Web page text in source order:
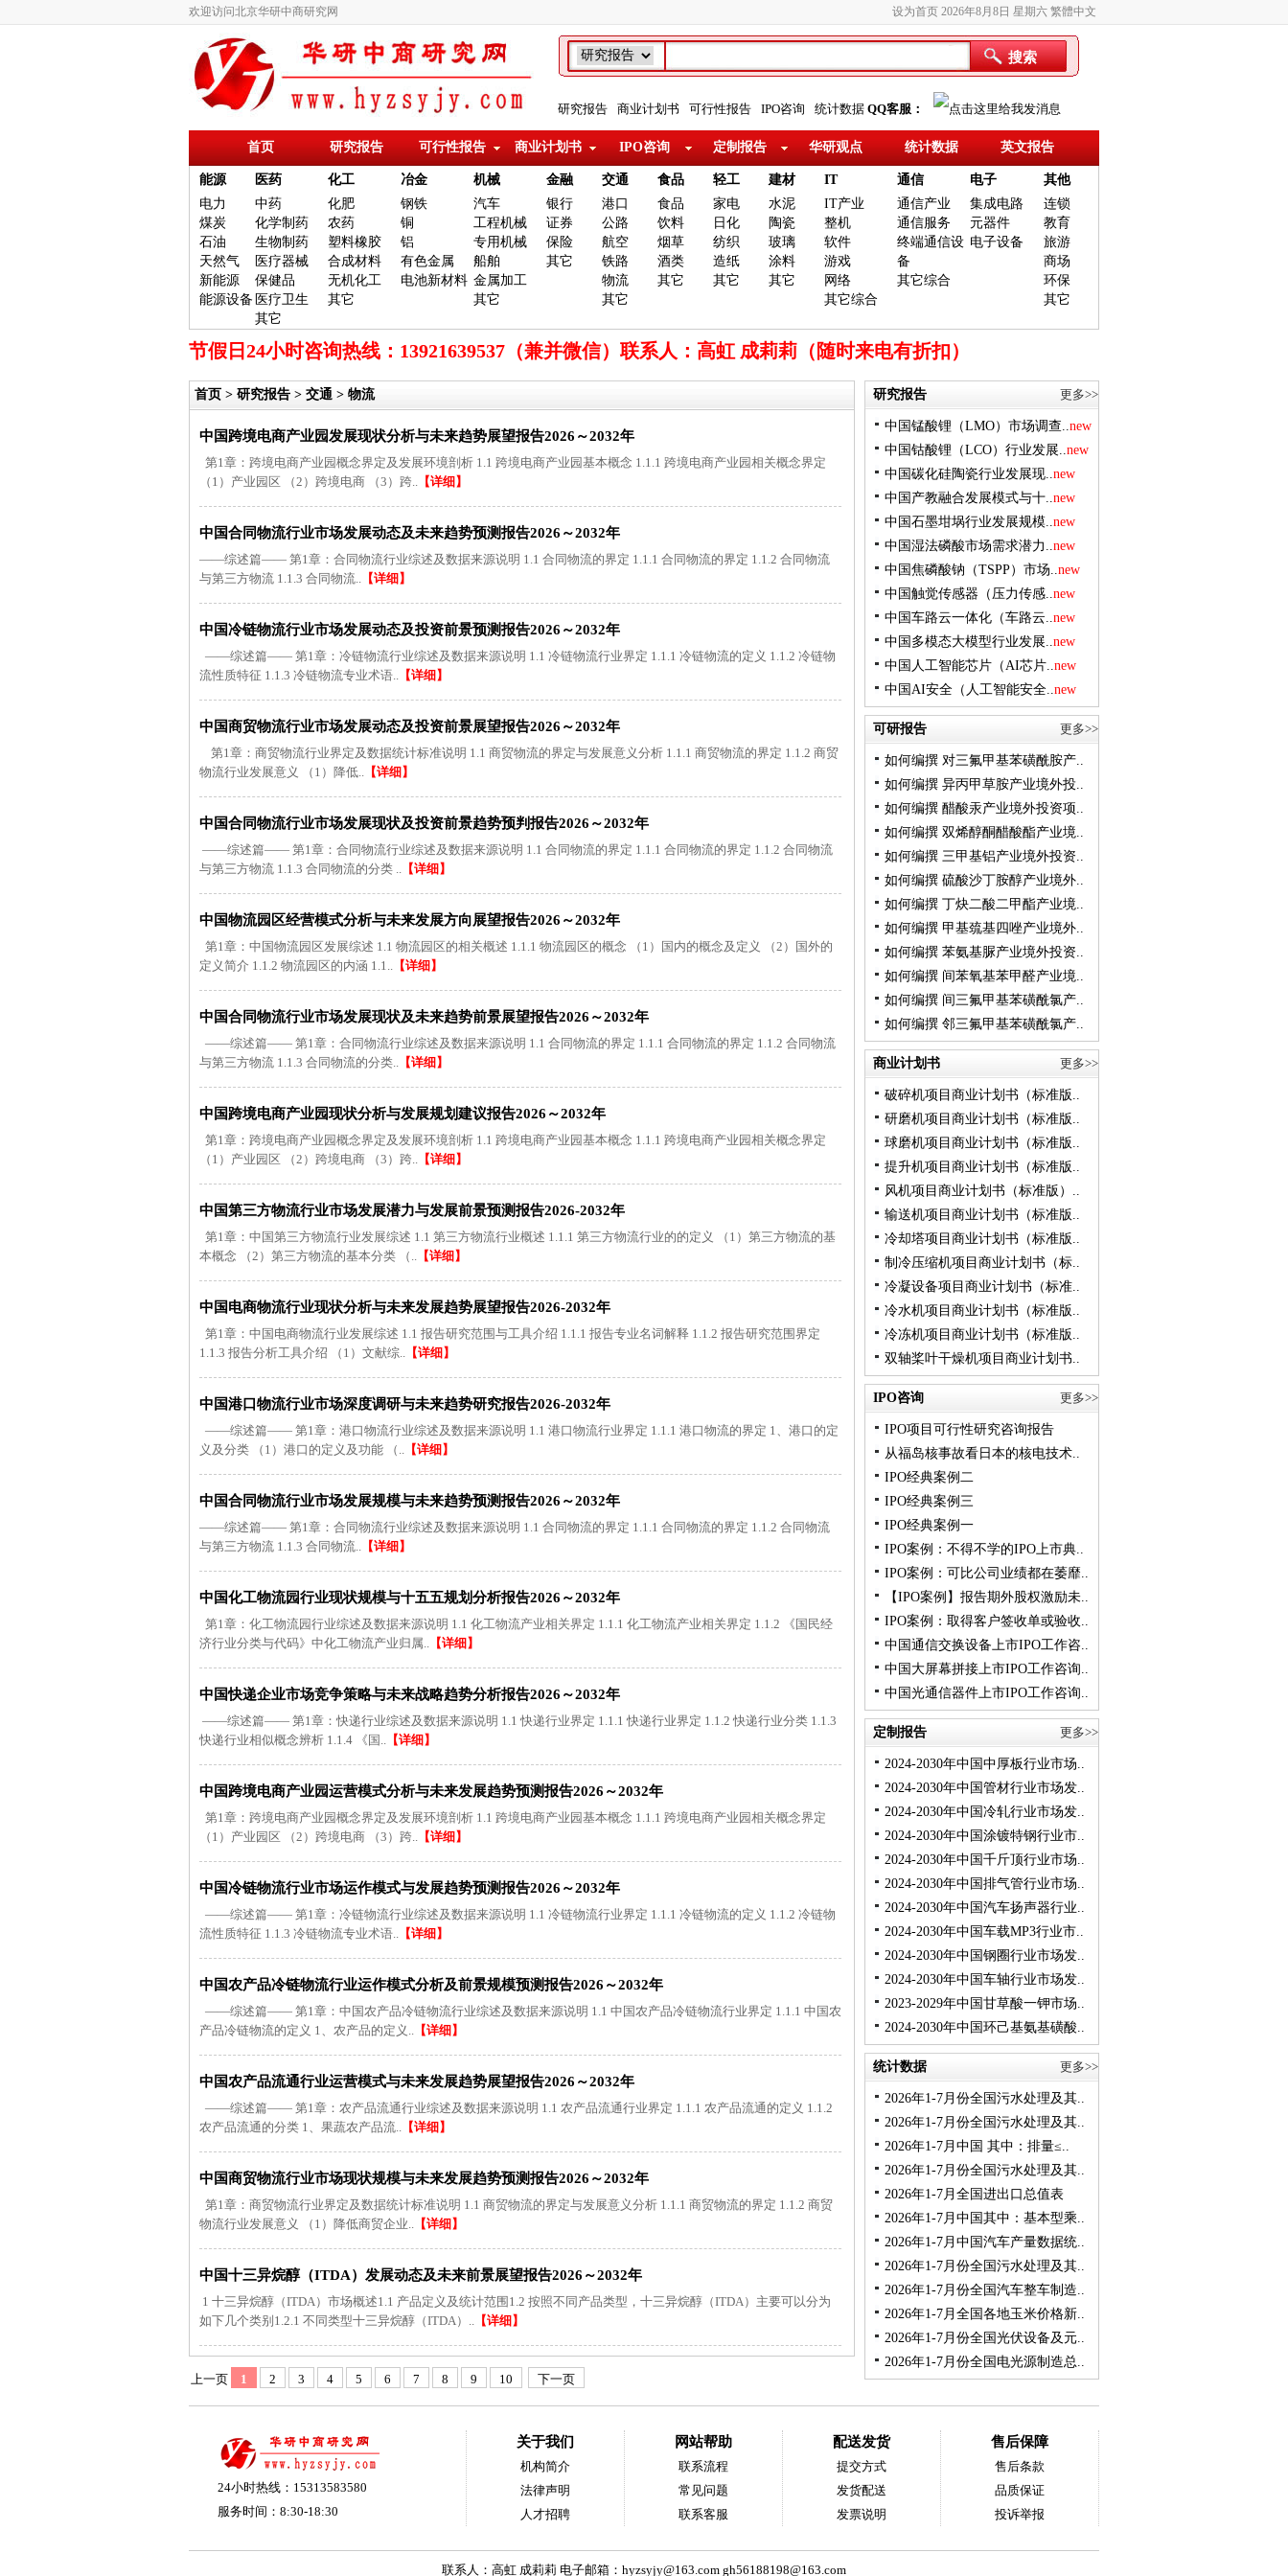
欢迎访问北京华研中商研究网 繁體中文
2026年8月8日 星期六
设为首页
搜索
研究报告 商业计划书 可行性报告 IPO咨询 统计数据 QQ客服：
首页 研究报告 可行性报告 商业计划书 IPO咨询 定制报告 华研观点 统计数据 英文报告
能源 医药 化工 冶金 机械 金融 交通 食品 轻工 建材 IT 通信 电子
其他
电力
煤炭
石油
天然气
新能源
能源设备
中药
化学制药
生物制药
医疗器械
保健品
医疗卫生
其它
化肥
农药
塑料橡胶
合成材料
无机化工
其它
钢铁
铜
铝
有色金属
电池新材料
汽车
工程机械
专用机械
船舶
金属加工
其它
银行
证券
保险
其它
港口
公路
航空
铁路
物流
其它
食品
饮料
烟草
酒类
其它
家电
日化
纺织
造纸
其它
水泥
陶瓷
玻璃
涂料
其它
IT产业
整机
软件
游戏
网络
其它综合
通信产业
通信服务
终端通信设
备
其它综合
集成电路
元器件
电子设备
连锁
教育
旅游
商场
环保
其它
节假日24小时咨询热线：13921639537（兼并微信）联系人：高虹 成莉莉（随时来电有折扣）
首页 > 研究报告 > 交通 > 物流
中国跨境电商产业园发展现状分析与未来趋势展望报告2026～2032年
第1章：跨境电商产业园概念界定及发展环境剖析 1.1 跨境电商产业园基本概念 1.1.1 跨境电商产业园相关概念界定
（1）产业园区 （2）跨境电商 （3）跨.. 【详细】
中国合同物流行业市场发展动态及未来趋势预测报告2026～2032年
——综述篇—— 第1章：合同物流行业综述及数据来源说明 1.1 合同物流的界定 1.1.1 合同物流的界定 1.1.2 合同物流
与第三方物流 1.1.3 合同物流.. 【详细】
中国冷链物流行业市场发展动态及投资前景预测报告2026～2032年
——综述篇—— 第1章：冷链物流行业综述及数据来源说明 1.1 冷链物流行业界定 1.1.1 冷链物流的定义 1.1.2 冷链物
流性质特征 1.1.3 冷链物流专业术语.. 【详细】
中国商贸物流行业市场发展动态及投资前景展望报告2026～2032年
第1章：商贸物流行业界定及数据统计标准说明 1.1 商贸物流的界定与发展意义分析 1.1.1 商贸物流的界定 1.1.2 商贸
物流行业发展意义 （1）降低.. 【详细】
中国合同物流行业市场发展现状及投资前景趋势预判报告2026～2032年
——综述篇—— 第1章：合同物流行业综述及数据来源说明 1.1 合同物流的界定 1.1.1 合同物流的界定 1.1.2 合同物流
与第三方物流 1.1.3 合同物流的分类 .. 【详细】
中国物流园区经营模式分析与未来发展方向展望报告2026～2032年
第1章：中国物流园区发展综述 1.1 物流园区的相关概述 1.1.1 物流园区的概念 （1）国内的概念及定义 （2）国外的
定义简介 1.1.2 物流园区的内涵 1.1.. 【详细】
中国合同物流行业市场发展现状及未来趋势前景展望报告2026～2032年
——综述篇—— 第1章：合同物流行业综述及数据来源说明 1.1 合同物流的界定 1.1.1 合同物流的界定 1.1.2 合同物流
与第三方物流 1.1.3 合同物流的分类.. 【详细】
中国跨境电商产业园现状分析与发展规划建议报告2026～2032年
第1章：跨境电商产业园概念界定及发展环境剖析 1.1 跨境电商产业园基本概念 1.1.1 跨境电商产业园相关概念界定
（1）产业园区 （2）跨境电商 （3）跨.. 【详细】
中国第三方物流行业市场发展潜力与发展前景预测报告2026-2032年
第1章：中国第三方物流行业发展综述 1.1 第三方物流行业概述 1.1.1 第三方物流行业的的定义 （1）第三方物流的基
本概念 （2）第三方物流的基本分类 （.. 【详细】
中国电商物流行业现状分析与未来发展趋势展望报告2026-2032年
第1章：中国电商物流行业发展综述 1.1 报告研究范围与工具介绍 1.1.1 报告专业名词解释 1.1.2 报告研究范围界定
1.1.3 报告分析工具介绍 （1）文献综.. 【详细】
中国港口物流行业市场深度调研与未来趋势研究报告2026-2032年
——综述篇—— 第1章：港口物流行业综述及数据来源说明 1.1 港口物流行业界定 1.1.1 港口物流的界定 1、港口的定
义及分类 （1）港口的定义及功能 （.. 【详细】
中国合同物流行业市场发展规模与未来趋势预测报告2026～2032年
——综述篇—— 第1章：合同物流行业综述及数据来源说明 1.1 合同物流的界定 1.1.1 合同物流的界定 1.1.2 合同物流
与第三方物流 1.1.3 合同物流.. 【详细】
中国化工物流园行业现状规模与十五五规划分析报告2026～2032年
第1章：化工物流园行业综述及数据来源说明 1.1 化工物流产业相关界定 1.1.1 化工物流产业相关界定 1.1.2 《国民经
济行业分类与代码》中化工物流产业归属.. 【详细】
中国快递企业市场竞争策略与未来战略趋势分析报告2026～2032年
——综述篇—— 第1章：快递行业综述及数据来源说明 1.1 快递行业界定 1.1.1 快递行业界定 1.1.2 快递行业分类 1.1.3
快递行业相似概念辨析 1.1.4 《国.. 【详细】
中国跨境电商产业园运营模式分析与未来发展趋势预测报告2026～2032年
第1章：跨境电商产业园概念界定及发展环境剖析 1.1 跨境电商产业园基本概念 1.1.1 跨境电商产业园相关概念界定
（1）产业园区 （2）跨境电商 （3）跨.. 【详细】
中国冷链物流行业市场运作模式与发展趋势预测报告2026～2032年
——综述篇—— 第1章：冷链物流行业综述及数据来源说明 1.1 冷链物流行业界定 1.1.1 冷链物流的定义 1.1.2 冷链物
流性质特征 1.1.3 冷链物流专业术语.. 【详细】
中国农产品冷链物流行业运作模式分析及前景规模预测报告2026～2032年
——综述篇—— 第1章：中国农产品冷链物流行业综述及数据来源说明 1.1 中国农产品冷链物流行业界定 1.1.1 中国农
产品冷链物流的定义 1、农产品的定义.. 【详细】
中国农产品流通行业运营模式与未来发展趋势展望报告2026～2032年
——综述篇—— 第1章：农产品流通行业综述及数据来源说明 1.1 农产品流通行业界定 1.1.1 农产品流通的定义 1.1.2
农产品流通的分类 1、果蔬农产品流.. 【详细】
中国商贸物流行业市场现状规模与未来发展趋势预测报告2026～2032年
第1章：商贸物流行业界定及数据统计标准说明 1.1 商贸物流的界定与发展意义分析 1.1.1 商贸物流的界定 1.1.2 商贸
物流行业发展意义 （1）降低商贸企业.. 【详细】
中国十三异烷醇（ITDA）发展动态及未来前景展望报告2026～2032年
1 十三异烷醇（ITDA）市场概述1.1 产品定义及统计范围1.2 按照不同产品类型，十三异烷醇（ITDA）主要可以分为
如下几个类别1.2.1 不同类型十三异烷醇（ITDA）.. 【详细】
上一页 1 2 3 4 5 6 7 8 9 10 下一页
研究报告 更多>>
中国锰酸锂（LMO）市场调查..new
中国钴酸锂（LCO）行业发展..new
中国碳化硅陶瓷行业发展现..new
中国产教融合发展模式与十..new
中国石墨坩埚行业发展规模..new
中国湿法磷酸市场需求潜力..new
中国焦磷酸钠（TSPP）市场..new
中国触觉传感器（压力传感..new
中国车路云一体化（车路云..new
中国多模态大模型行业发展..new
中国人工智能芯片（AI芯片..new
中国AI安全（人工智能安全..new
可研报告 更多>>
如何编撰 对三氟甲基苯磺酰胺产..
如何编撰 异丙甲草胺产业境外投..
如何编撰 醋酸汞产业境外投资项..
如何编撰 双烯醇酮醋酸酯产业境..
如何编撰 三甲基铝产业境外投资..
如何编撰 硫酸沙丁胺醇产业境外..
如何编撰 丁炔二酸二甲酯产业境..
如何编撰 甲基巯基四唑产业境外..
如何编撰 苯氨基脲产业境外投资..
如何编撰 间苯氧基苯甲醛产业境..
如何编撰 间三氟甲基苯磺酰氯产..
如何编撰 邻三氟甲基苯磺酰氯产..
商业计划书 更多>>
破碎机项目商业计划书（标准版..
研磨机项目商业计划书（标准版..
球磨机项目商业计划书（标准版..
提升机项目商业计划书（标准版..
风机项目商业计划书（标准版）..
输送机项目商业计划书（标准版..
冷却塔项目商业计划书（标准版..
制冷压缩机项目商业计划书（标..
冷凝设备项目商业计划书（标准..
冷水机项目商业计划书（标准版..
冷冻机项目商业计划书（标准版..
双轴桨叶干燥机项目商业计划书..
IPO咨询 更多>>
IPO项目可行性研究咨询报告
从福岛核事故看日本的核电技术..
IPO经典案例二
IPO经典案例三
IPO经典案例一
IPO案例：不得不学的IPO上市典..
IPO案例：可比公司业绩都在萎靡..
【IPO案例】报告期外股权激励未..
IPO案例：取得客户签收单或验收..
中国通信交换设备上市IPO工作咨..
中国大屏幕拼接上市IPO工作咨询..
中国光通信器件上市IPO工作咨询..
定制报告 更多>>
2024-2030年中国中厚板行业市场..
2024-2030年中国管材行业市场发..
2024-2030年中国冷轧行业市场发..
2024-2030年中国涂镀特钢行业市..
2024-2030年中国千斤顶行业市场..
2024-2030年中国排气管行业市场..
2024-2030年中国汽车扬声器行业..
2024-2030年中国车载MP3行业市..
2024-2030年中国钢圈行业市场发..
2024-2030年中国车轴行业市场发..
2023-2029年中国甘草酸一钾市场..
2024-2030年中国环己基氨基磺酸..
统计数据 更多>>
2026年1-7月份全国污水处理及其..
2026年1-7月份全国污水处理及其..
2026年1-7月中国 其中：排量≤..
2026年1-7月份全国污水处理及其..
2026年1-7月全国进出口总值表
2026年1-7月中国其中：基本型乘..
2026年1-7月中国汽车产量数据统..
2026年1-7月份全国污水处理及其..
2026年1-7月份全国汽车整车制造..
2026年1-7月全国各地玉米价格新..
2026年1-7月份全国光伏设备及元..
2026年1-7月份全国电光源制造总..
24小时热线：15313583580
服务时间：8:30-18:30
关于我们
机构简介
法律声明
人才招聘
网站帮助
联系流程
常见问题
联系客服
配送发货
提交方式
发货配送
发票说明
售后保障
售后条款
品质保证
投诉举报
联系人：高虹 成莉莉 电子邮箱： hyzsyjy@163.com gh56188198@163.com